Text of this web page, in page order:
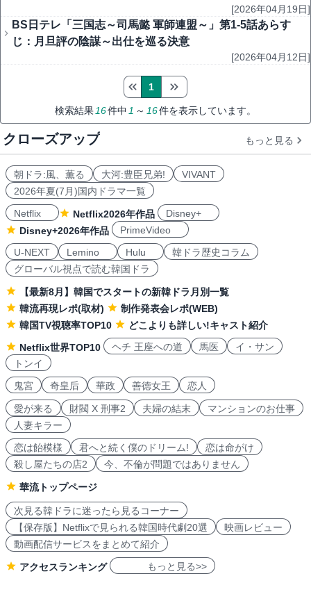
[2026年04月19日]
BS日テレ「三国志～司馬懿 軍師連盟～」第1-5話あらす
じ：月旦評の陰謀～出仕を巡る決意
[2026年04月12日]
検索結果 16件中 1 ～ 16件を表示しています。
1
クローズアップ もっと見る
朝ドラ:風、薫る 大河:豊臣兄弟!
VIVANT
2026年夏(7月)国内ドラマ一覧
Netflix
Netflix2026年作品
Disney+
Disney+2026年作品
PrimeVideo
U-NEXT
Lemino Hulu
韓ドラ歴史コラム
グローバル視点で読む韓国ドラ
【最新8月】韓国でスタートの新韓ドラ月別一覧
韓流再現レポ(取材)
制作発表会レポ(WEB)
韓国TV視聴率TOP10
どこよりも詳しい!キャスト紹介
Netflix世界TOP10
ヘチ 王座への道 馬医
イ・サン
トンイ
鬼宮
奇皇后 華政 善徳女王 恋人
愛が来る 財閥 X 刑事2 夫婦の結末
マンションのお仕事
人妻キラー
恋は飴模様
君へと続く僕のドリーム!
恋は命がけ
殺し屋たちの店2
今、不倫が問題ではありません
華流トップページ
次見る韓ドラに迷ったら見るコーナー
【保存版】Netflixで見られる韓国時代劇20選
映画レビュー
動画配信サービスをまとめて紹介
アクセスランキング もっと見る>>